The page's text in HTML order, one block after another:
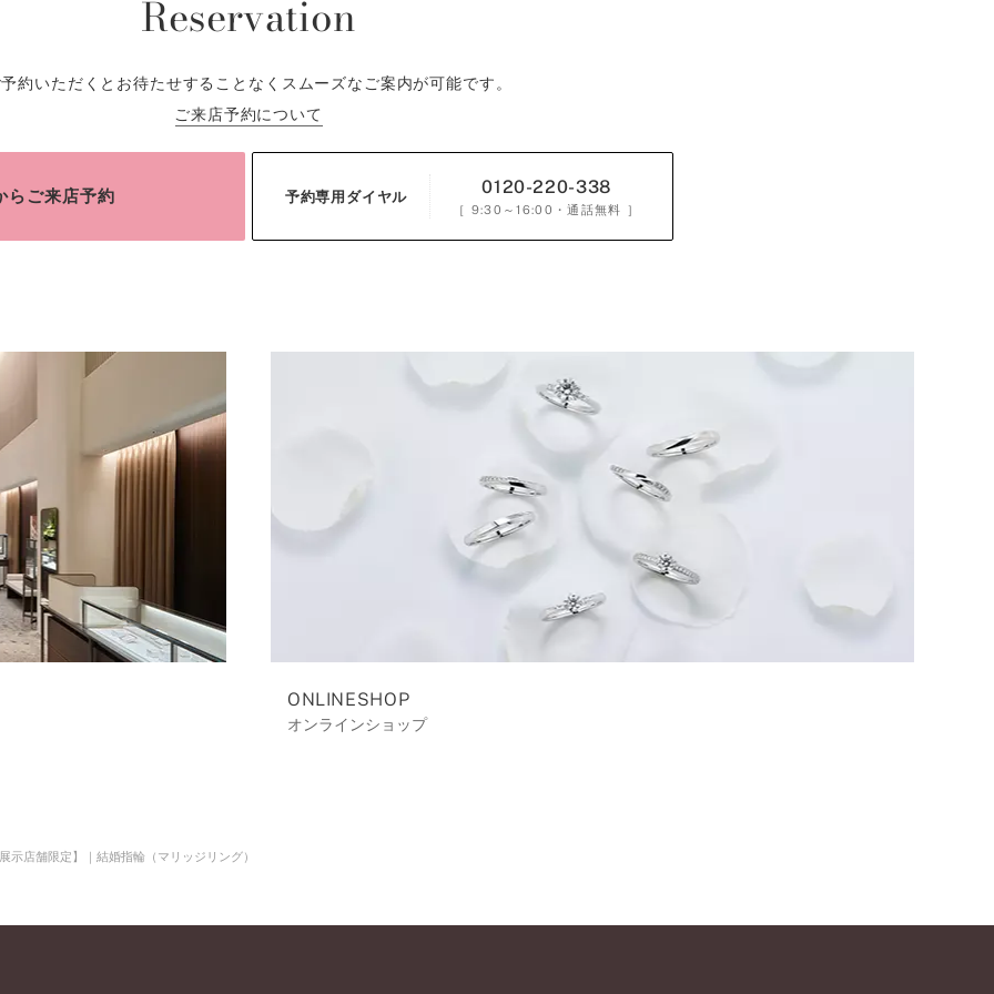
Reservation
約いただくとお待たせすることなくスムーズなご案内が可能です。
ご来店予約について
らご来店予約 予約専用ダイヤル 0120-220-338
［ 9:30～16:00 ・通話無料 ］
ONLINESHOP
オンラインショップ
示店舗限定】｜結婚指輪（マリッジリング）